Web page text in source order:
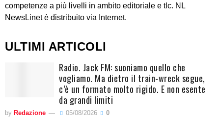
competenze a più livelli in ambito editoriale e tlc. NL
NewsLinet è distribuito via Internet.
ULTIMI ARTICOLI
Radio. Jack FM: suoniamo quello che
vogliamo. Ma dietro il train-wreck segue,
c’è un formato molto rigido. E non esente
da grandi limiti
by Redazione 05/08/2026 0